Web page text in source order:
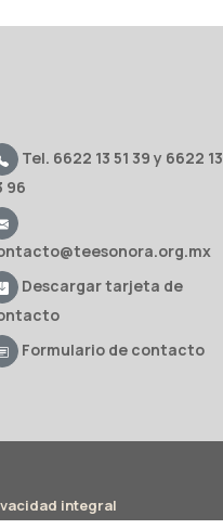
Tel. 6622 13 51 39 y 6622 13
96
Descargar tarjeta de
Formulario de contacto
integral